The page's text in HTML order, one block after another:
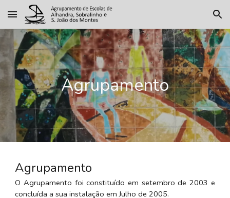
Skip to main content Skip to navigation
Agrupamento
Agrupamento
O Agrupamento foi constituído em setembro de 2003 e
concluída a sua instalação em Julho de 2005.